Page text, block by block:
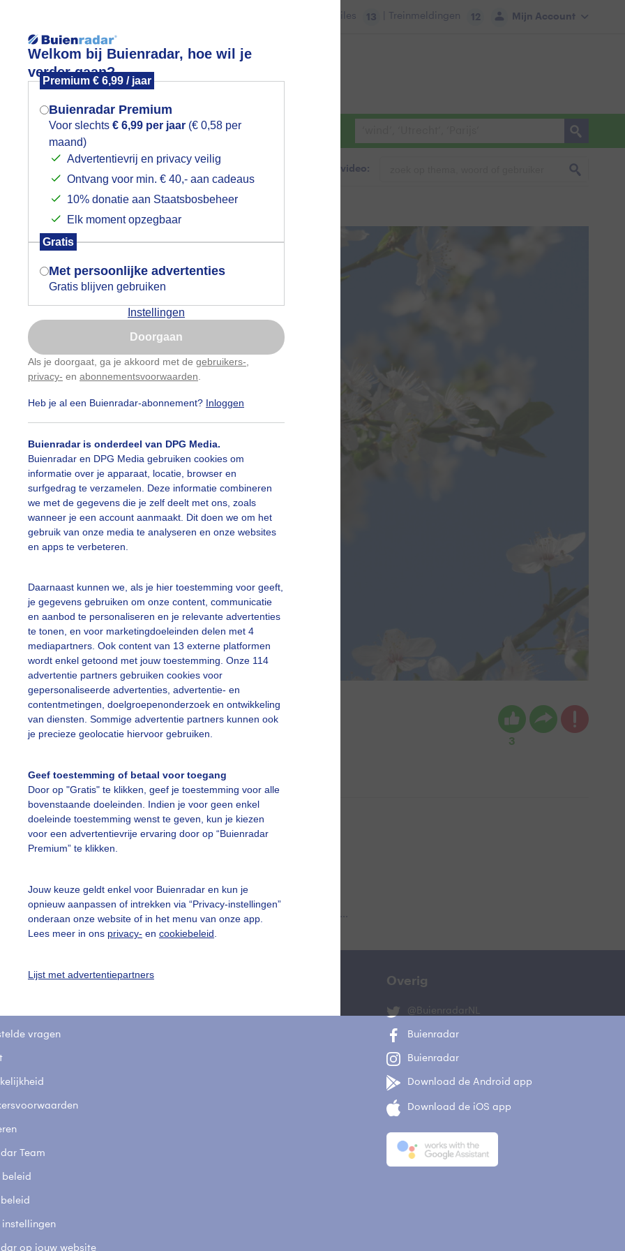
Welkom bij Buienradar, hoe wil je
verder gaan?
Premium € 6,99 / jaar
Buienradar Premium
Voor slechts € 6,99 per jaar (€ 0,58 per
maand)
Advertentievrij en privacy veilig
Ontvang voor min. € 40,- aan cadeaus
10% donatie aan Staatsbosbeheer
Elk moment opzegbaar
Gratis
Met persoonlijke advertenties
Gratis blijven gebruiken
Instellingen
Doorgaan
Als je doorgaat, ga je akkoord met de gebruikers-
privacy- en abonnementsvoorwaarden
Heb je al een Buienradar-abonnement? Inloggen
Buienradar is onderdeel van DPG Media.
Buienradar en DPG Media gebruiken cookies om
informatie over je apparaat, locatie, browser en
surfgedrag te verzamelen. Deze informatie combineren
we met de gegevens die je zelf deelt met ons, zoals
wanneer je een account aanmaakt. Dit doen we om het
gebruik van onze media te analyseren en onze websites
en apps te verbeteren.
Daarnaast kunnen we, als je hier toestemming voor geeft,
je gegevens gebruiken om onze content, communicatie
en aanbod te personaliseren en je relevante advertenties
te tonen, en voor marketingdoeleinden delen met 4
mediapartners. Ook content van 13 externe platformen
wordt enkel getoond met jouw toestemming. Onze 114
advertentie partners gebruiken cookies voor
gepersonaliseerde advertenties, advertentie- en
contentmetingen, doelgroepenonderzoek en ontwikkeling
van diensten. Sommige advertentie partners kunnen ook
je precieze geolocatie hiervoor gebruiken.
Geef toestemming of betaal voor toegang
Door op "Gratis" te klikken, geef je toestemming voor alle
bovenstaande doeleinden. Indien je voor geen enkel
doeleinde toestemming wenst te geven, kun je kiezen
voor een advertentievrije ervaring door op “Buienradar
Premium” te klikken.
Jouw keuze geldt enkel voor Buienradar en kun je
opnieuw aanpassen of intrekken via “Privacy-instellingen”
onderaan onze website of in het menu van onze app.
Lees meer in ons privacy- en cookiebeleid
Lijst met advertentiepartners
Mijn Account
Files 13 | Treinmeldingen 12
Foto en video Weerzine
Zoeken in foto & video:
Zeeland
Geeske Harkema Gemaakt: 23-03-2025, 369x bekeken
3
slideshow
vragen
Team
beleid
instellingen
op jouw website
Overig
@BuienradarNL
Buienradar
Buienradar
Download de Android app
Download de iOS app
Mogen we je locatie gebruiken voor
het weer?
Indien je hier nog geen akkoord op hebt
gegeven, verschijnt er zo een pop-up uit
je browser waarin deze toestemming
gevraagd wordt.
Is goed, toon de popup
Nu niet, misschien later
Gebruik je Safari en wil je niet elke dag deze pop-up
Klikhierom dit aan te passen